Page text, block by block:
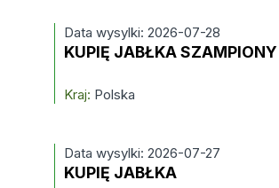
Data wysylki: 2026-07-28
KUPIĘ JABŁKA SZAMPIONY
Kraj: Polska
Data wysylki: 2026-07-27
KUPIĘ JABŁKA